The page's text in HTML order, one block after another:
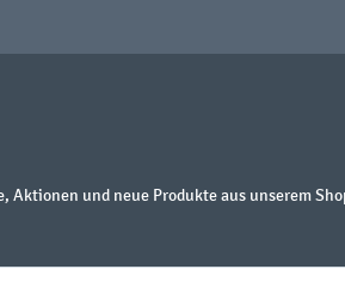
und neue Produkte aus unserem